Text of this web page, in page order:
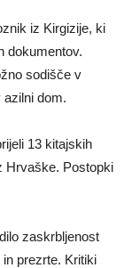
iz Kirgizije, ki
dokumentov.
sodišče v
azilni dom.
13 kitajskih
Hrvaške. Postopki
zaskrbljenost
prezrte. Kritiki